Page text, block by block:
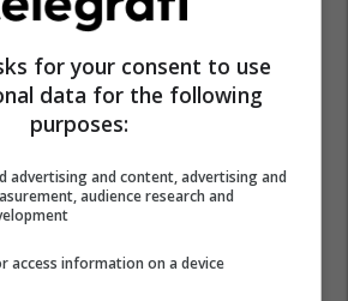
for your consent to use
data for the following
purposes:
advertising and content, advertising and
audience research and
access information on a device